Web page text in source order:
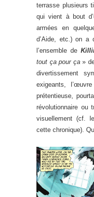
terrasse plusieurs
qui vient à bout
armées en
d’Aide, etc.) on a
l’ensemble de
tout ça pour ça»
divertissement
exigeants,
prétentieuse,
révolutionnaire ou
visuellement (cf.
cette chronique).